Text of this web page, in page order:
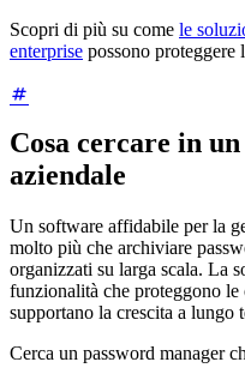
Scopri di più su come le
enterprise possono proteggere
Cosa cercare in
aziendale
Un software affidabile per la
molto più che archiviare
organizzati su larga scala. La
funzionalità che proteggono le
supportano la crescita a lungo
Cerca un password manager